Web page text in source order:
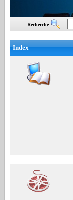
Recherche
Index